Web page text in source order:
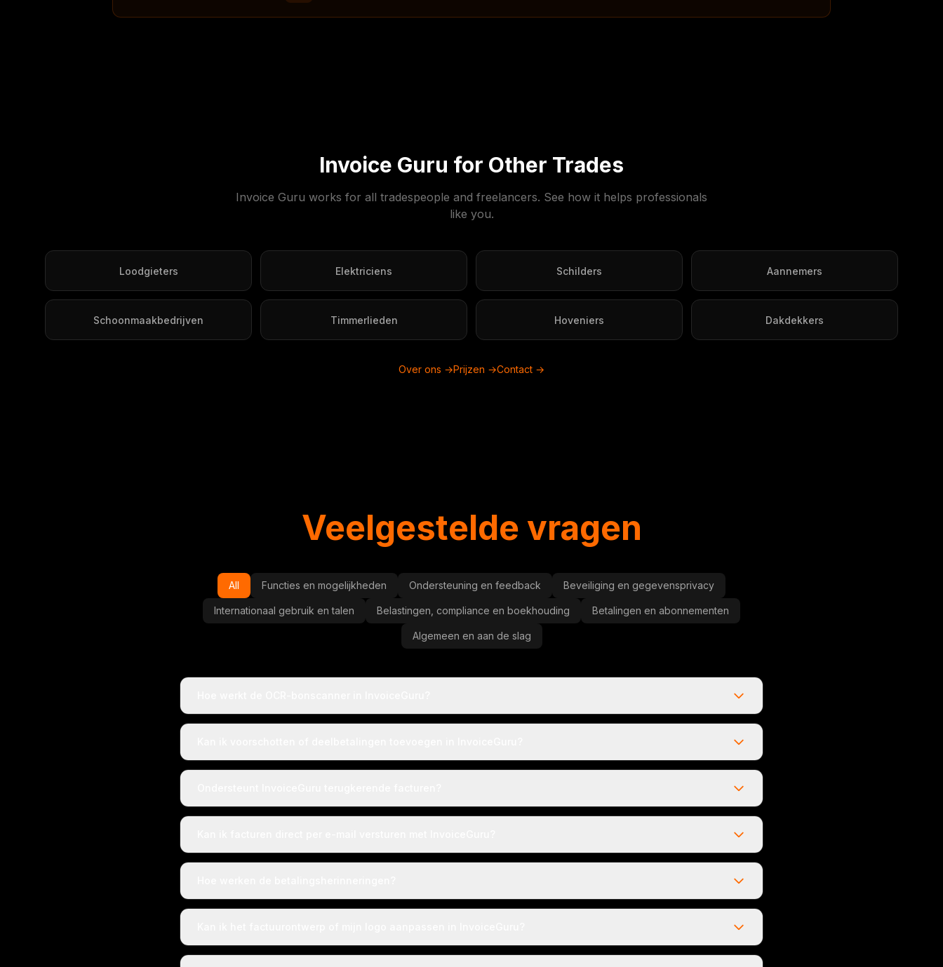
Invoice Guru for Other Trades
Invoice Guru works for all tradespeople and freelancers. See how it helps professionals
like you.
Loodgieters Elektriciens Schilders Aannemers
Schoonmaakbedrijven Timmerlieden Hoveniers Dakdekkers
Over ons →Prijzen →Contact →
Veelgestelde vragen
All Functies en mogelijkheden Ondersteuning en feedback Beveiliging en gegevensprivacy
Internationaal gebruik en talen Belastingen, compliance en boekhouding Betalingen en abonnementen
Algemeen en aan de slag